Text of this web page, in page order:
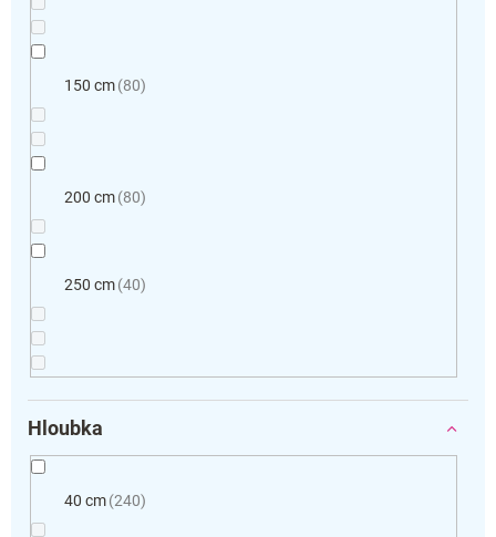
150 cm 80
200 cm 80
250 cm 40
Hloubka
40 cm 240